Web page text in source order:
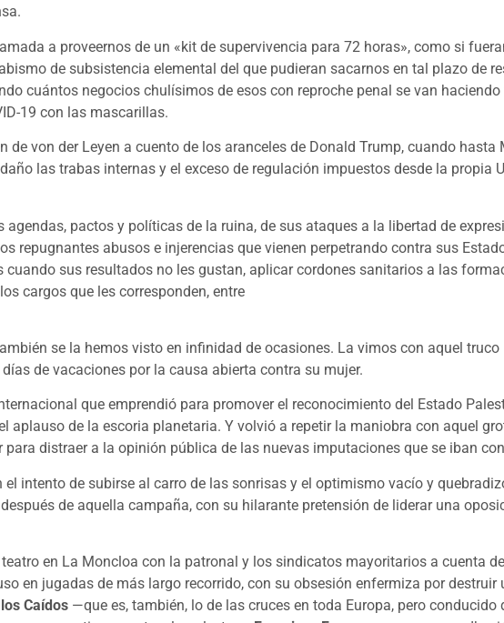
a proveernos de un «kit de supervivencia para 72 horas», como si
de subsistencia elemental del que pudieran sacarnos en tal plazo de
cuántos negocios chulísimos de esos con reproche penal se van
19 con las mascarillas.
de von der Leyen a cuento de los aranceles de Donald Trump, cuando hasta
las trabas internas y el exceso de regulación impuestos desde la propia
agendas, pactos y políticas de la ruina, de sus ataques a la libertad de
repugnantes abusos e injerencias que vienen perpetrando contra sus
cuando sus resultados no les gustan, aplicar cordones sanitarios a las
cargos que les corresponden, entre
se la hemos visto en infinidad de ocasiones. La vimos con aquel truco
de vacaciones por la causa abierta contra su mujer.
que emprendió para promover el reconocimiento del Estado
aplauso de la escoria planetaria. Y volvió a repetir la maniobra con aquel
distraer a la opinión pública de las nuevas imputaciones que se iban
intento de subirse al carro de las sonrisas y el optimismo vacío y
de aquella campaña, con su hilarante pretensión de liderar una
en La Moncloa con la patronal y los sindicatos mayoritarios a cuenta
en jugadas de más largo recorrido, con su obsesión enfermiza por destruir
Caídos —que es, también, lo de las cruces en toda Europa, pero conducido